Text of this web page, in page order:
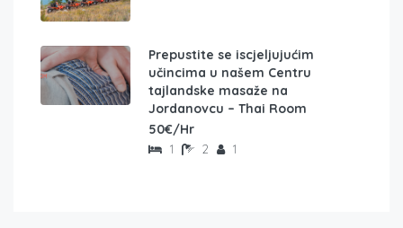
Prepustite se iscjeljujućim
učincima u našem Centru
tajlandske masaže na
Jordanovcu – Thai Room
50€/Hr
1 2 1